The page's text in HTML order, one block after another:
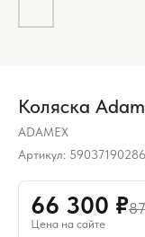
Коляска
ADAMEX
Артикул:
66 300 ₽
Цена на сайте